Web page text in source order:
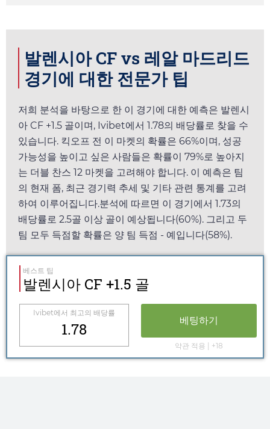
발렌시아 CF vs 레알 마드리드
경기에 대한 전문가 팁
저희 분석을 바탕으로 한 이 경기에 대한 예측은 발렌시
아 CF +1.5 골이며, Ivibet에서 1.78의 배당률로 찾을 수
있습니다. 킥오프 전 이 마켓의 확률은 66%이며, 성공
가능성을 높이고 싶은 사람들은 확률이 79%로 높아지
는 더블 찬스 12 마켓을 고려해야 합니다. 이 예측은 팀
의 현재 폼, 최근 경기력 추세 및 기타 관련 통계를 고려
하여 이루어집니다.분석에 따르면 이 경기에서 1.73의
배당률로 2.5골 이상 골이 예상됩니다(60%). 그리고 두
팀 모두 득점할 확률은 양 팀 득점 - 예입니다(58%).
베스트 팁
발렌시아 CF +1.5 골
Ivibet에서 최고의 배당률
1.78 베팅하기
약관 적용 | +18